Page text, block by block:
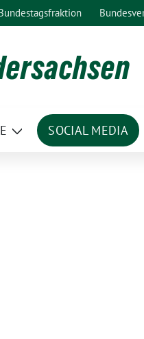
Zeige
SOCIAL MEDIA